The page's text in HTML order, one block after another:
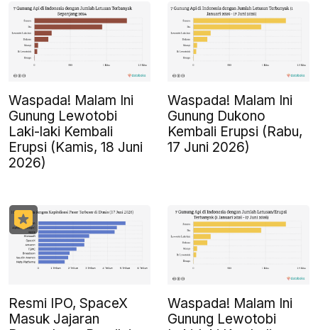
Waspada! Malam Ini
Gunung Lewotobi
Laki-laki Kembali
Erupsi (Kamis, 18 Juni
2026)
Waspada! Malam Ini
Gunung Dukono
Kembali Erupsi (Rabu,
17 Juni 2026)
Resmi IPO, SpaceX
Masuk Jajaran
Waspada! Malam Ini
Gunung Lewotobi